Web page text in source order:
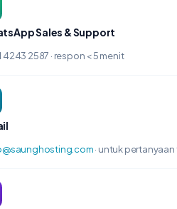
Sales & Support
4243 2587‬ · respon < 5 menit
· untuk